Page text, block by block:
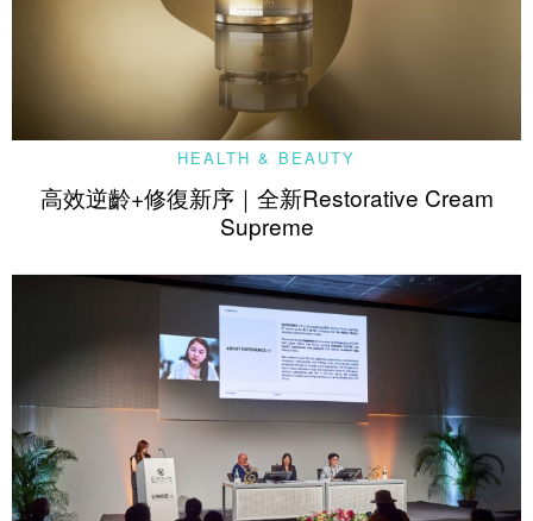
HEALTH & BEAUTY
高效逆齡+修復新序｜全新Restorative Cream
Supreme